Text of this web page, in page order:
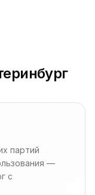
партий
—
с